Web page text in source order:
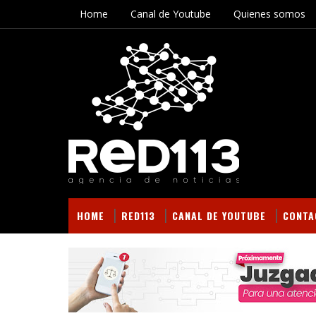
Home Canal de Youtube Quienes somos
HOME RED113 CANAL DE YOUTUBE